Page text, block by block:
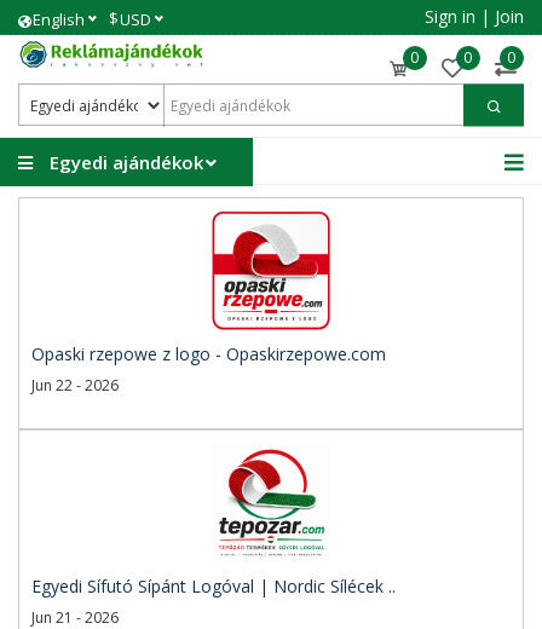
English $USD Sign in | Join
0 0 0
Egyedi ajándékok
Opaski rzepowe z logo - Opaskirzepowe.com
Jun 22 - 2026
Egyedi Sífutó Sípánt Logóval | Nordic Sílécek ..
Jun 21 - 2026